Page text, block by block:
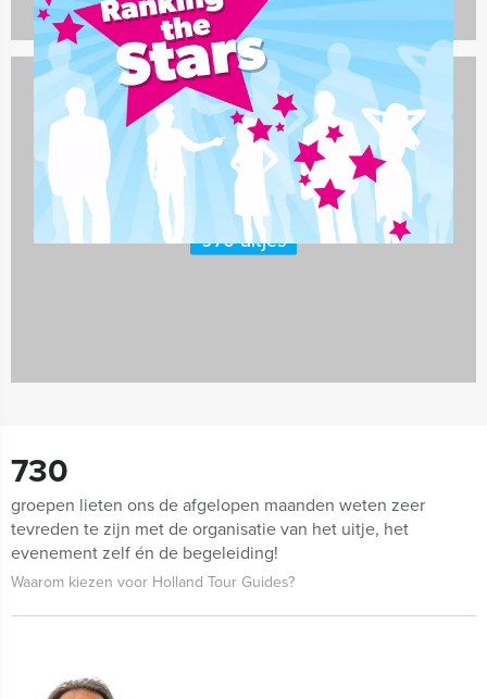
Dagarrangementen
970 uitjes
730
groepen lieten ons de afgelopen maanden weten zeer
tevreden te zijn met de organisatie van het uitje, het
evenement zelf én de begeleiding!
Waarom kiezen voor Holland Tour Guides?